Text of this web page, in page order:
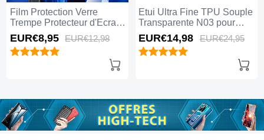
Film Protection Verre
Trempe Protecteur d'Ecran
pour Apple iPhone 15 Plus
Clair
EUR€8,95 EUR€12,98
Etui Ultra Fine TPU Souple
Transparente N03 pour
Apple iPhone 15 Plus Clair
EUR€14,98 EUR€24,95